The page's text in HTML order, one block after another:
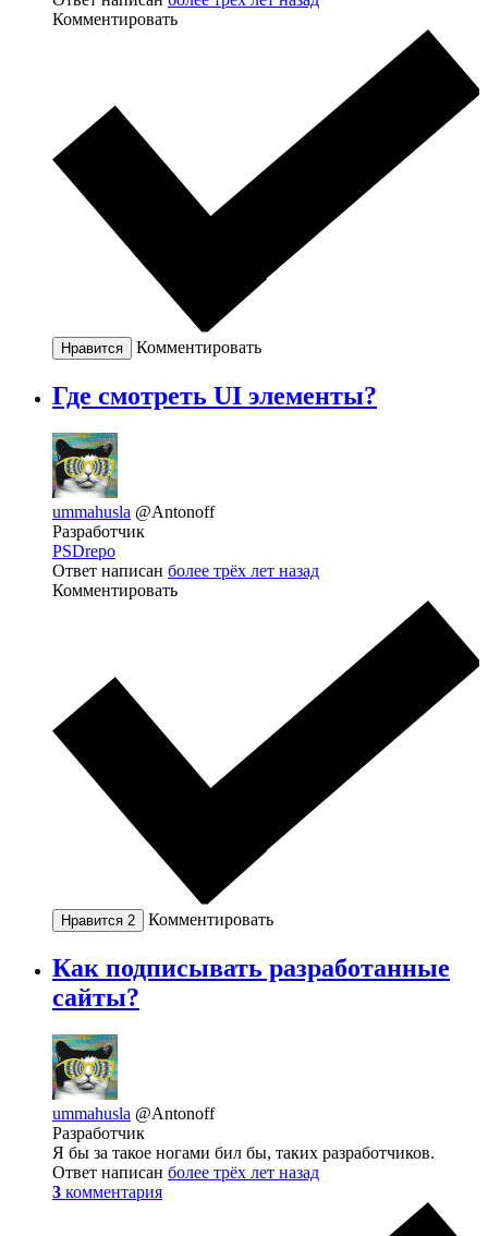
Комментировать
Нравится Комментировать
Где смотреть UI элементы?
ummahusla @Antonoff
Разработчик
PSDrepo
Ответ написан более трёх лет назад
Комментировать
Нравится 2 Комментировать
Как подписывать разработанные
сайты?
ummahusla @Antonoff
Разработчик
Я бы за такое ногами бил бы, таких разработчиков.
Ответ написан более трёх лет назад
3 комментария